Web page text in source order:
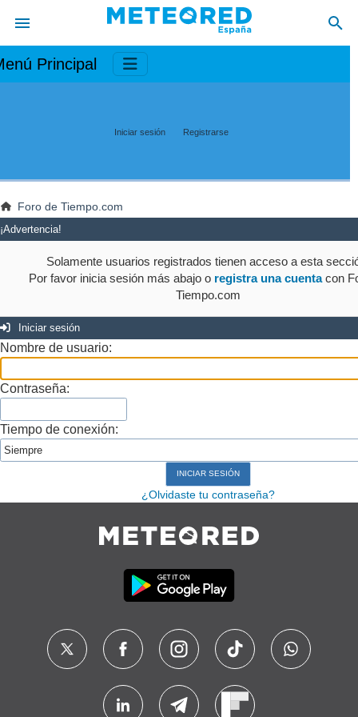
Principal
Iniciar sesión Registrarse
Foro de Tiempo.com
¡Advertencia!
Solamente usuarios registrados tienen acceso a esta
Por favor inicia sesión más abajo o registra una cuentacon
Tiempo.com
Iniciar sesión
Nombre de usuario:
Contraseña:
Tiempo de conexión:
¿Olvidaste tu contraseña?